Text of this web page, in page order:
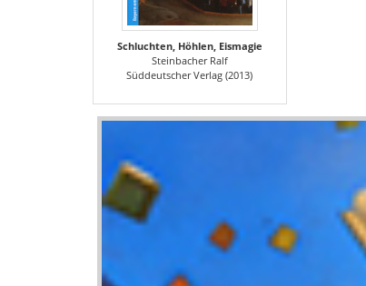
Schluchten, Höhlen, Eismagie
Steinbacher Ralf
Süddeutscher Verlag (2013)